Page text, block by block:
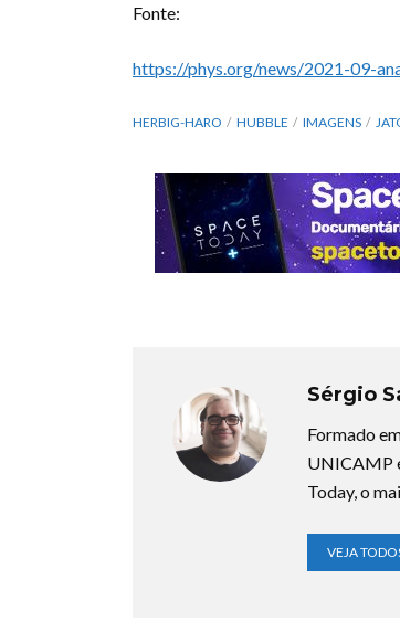
Fonte:
https://phys.org/news/2021-09-
HERBIG-HARO HUBBLE IMAGENS
Sérgio
Formado
UNICAMP
Today, o
VEJA